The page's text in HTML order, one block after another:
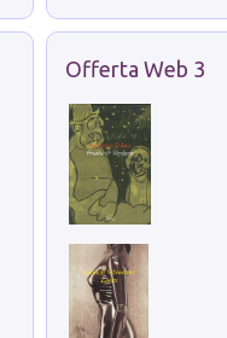
Offerta Web 3